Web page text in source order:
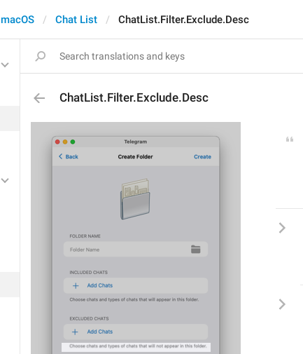
macOS Chat List ChatList.Filter.Exclude.Desc
ChatList.Filter.Exclude.Desc